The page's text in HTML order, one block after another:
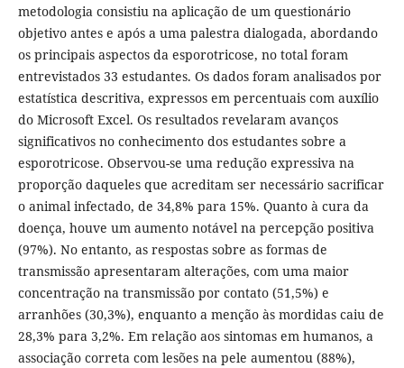
metodologia consistiu na aplicação de um questionário
objetivo antes e após a uma palestra dialogada, abordando
os principais aspectos da esporotricose, no total foram
entrevistados 33 estudantes. Os dados foram analisados por
estatística descritiva, expressos em percentuais com auxílio
do Microsoft Excel. Os resultados revelaram avanços
significativos no conhecimento dos estudantes sobre a
esporotricose. Observou-se uma redução expressiva na
proporção daqueles que acreditam ser necessário sacrificar
o animal infectado, de 34,8% para 15%. Quanto à cura da
doença, houve um aumento notável na percepção positiva
(97%). No entanto, as respostas sobre as formas de
transmissão apresentaram alterações, com uma maior
concentração na transmissão por contato (51,5%) e
arranhões (30,3%), enquanto a menção às mordidas caiu de
28,3% para 3,2%. Em relação aos sintomas em humanos, a
associação correta com lesões na pele aumentou (88%),